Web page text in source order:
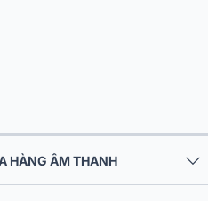
HÀNG ÂM THANH